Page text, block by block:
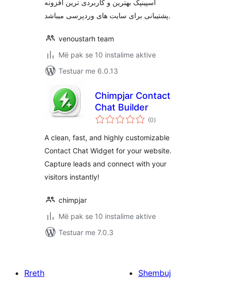
اسپینپک بهترین و کاربردی ترین افزونه
پشتیبانی برای سایت های وردپرسی میباشد.
venoustarh team
Më pak se 10 instalime aktive
Testuar me 6.0.13
Chimpjar Contact
Chat Builder
(0vlerësime
gjithsej
)
A clean, fast, and highly customizable
Contact Chat Widget for your website.
Capture leads and connect with your
visitors instantly!
chimpjar
Më pak se 10 instalime aktive
Testuar me 7.0.3
Rreth
Shembuj